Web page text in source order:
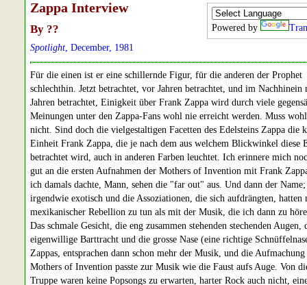
Powered by
Zappa Interview
By ??
Spotlight , December, 1981
Für die einen ist er eine schillernde Figur, für die anderen der Prophet
schlechthin. Jetzt betrachtet, vor Jahren betrachtet, und im Nachhinein
Jahren betrachtet, Einigkeit über Frank Zappa wird durch viele
Meinungen unter den Zappa-Fans wohl nie erreicht werden. Muss
nicht. Sind doch die vielgestaltigen Facetten des Edelsteins Zappa die
Einheit Frank Zappa, die je nach dem aus welchem Blickwinkel diese
betrachtet wird, auch in anderen Farben leuchtet. Ich erinnere mich
gut an die ersten Aufnahmen der Mothers of Invention mit Frank
ich damals dachte, Mann, sehen die "far out" aus. Und dann der
irgendwie exotisch und die Assoziationen, die sich aufdrängten, hatten
mexikanischer Rebellion zu tun als mit der Musik, die ich dann zu
Das schmale Gesicht, die eng zusammen stehenden stechenden Augen,
eigenwillige Barttracht und die grosse Nase (eine richtige
Zappas, entsprachen dann schon mehr der Musik, und die
Mothers of Invention passte zur Musik wie die Faust aufs Auge. Von
Truppe waren keine Popsongs zu erwarten, harter Rock auch nicht,